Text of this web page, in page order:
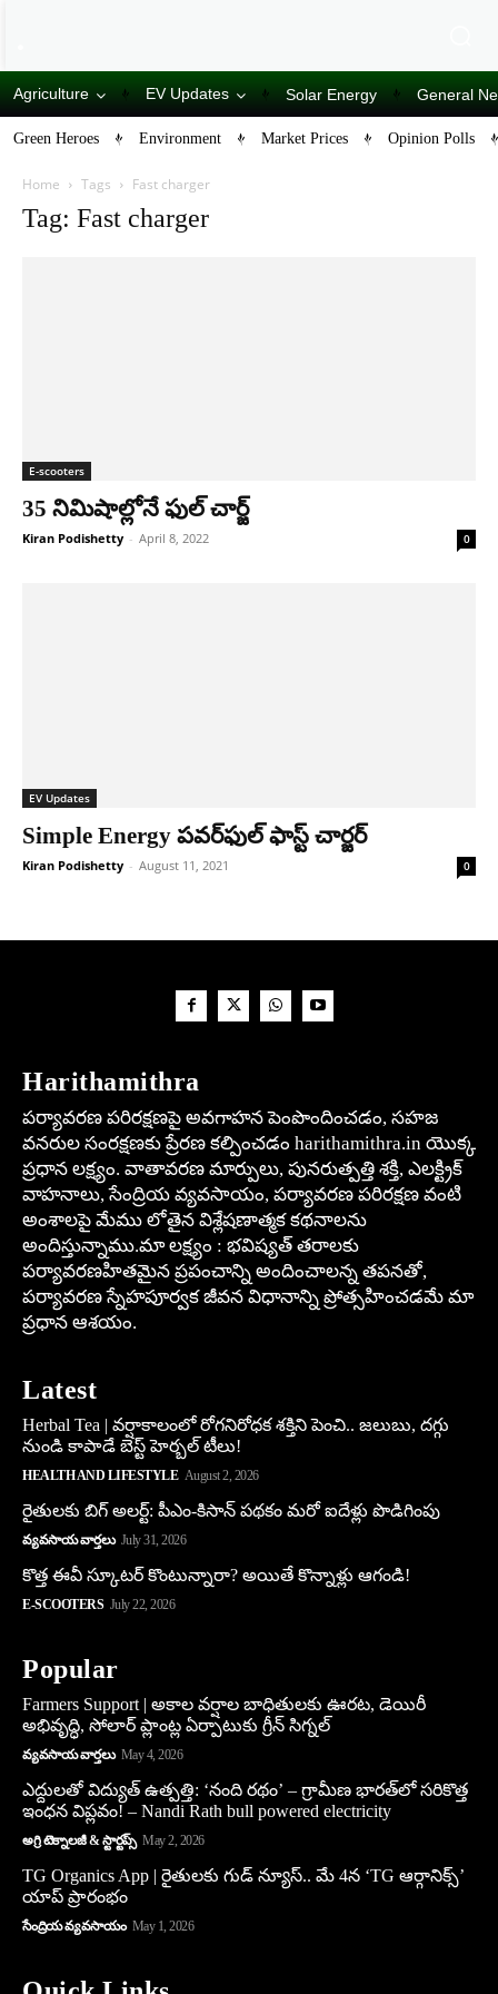
Agriculture EV Updates Solar Energy General
Green Heroes Environment Market Prices Opinion Polls
Home Tags Fast charger
Tag: Fast charger
E-scooters
35 నిమిషాల్లోనే ఫుల్ చార్జ్
Kiran Podishetty - April 8, 2022 0
EV Updates
Simple Energy ప‌వ‌ర్‌ఫుల్ ఫాస్ట్ చార్జ‌ర్‌
Kiran Podishetty - August 11, 2021 0
Harithamithra
పర్యావరణ పరిరక్షణపై అవగాహన పెంపొందించడం, సహజ
వనరుల సంరక్షణకు ప్రేరణ కల్పించడం harithamithra.in యొక్క
ప్రధాన లక్ష్యం. వాతావరణ మార్పులు, పునరుత్పత్తి శక్తి, ఎలక్ట్రిక్
వాహనాలు, సేంద్రియ వ్యవసాయం, పర్యావరణ పరిరక్షణ వంటి
అంశాలపై మేము లోతైన విశ్లేషణాత్మక కథనాలను
అందిస్తున్నాము.మా లక్ష్యం : భవిష్యత్ తరాలకు
పర్యావరణహితమైన ప్రపంచాన్ని అందించాలన్న తపనతో,
పర్యావరణ స్నేహపూర్వక జీవన విధానాన్ని ప్రోత్సహించడమే మా
ప్రధాన ఆశయం.
Latest
Herbal Tea | వర్షాకాలంలో రోగనిరోధక శక్తిని పెంచి.. జలుబు, దగ్గు
నుండి కాపాడే బెస్ట్ హెర్బల్ టీలు!
HEALTH AND LIFESTYLE August 2, 2026
రైతులకు బిగ్ అలర్ట్: పీఎం-కిసాన్ పథకం మరో ఐదేళ్లు పొడిగింపు
వ్యవసాయ వార్తలు July 31, 2026
కొత్త ఈవీ స్కూట‌ర్ కొంటున్నారా? అయితే కొన్నాళ్లు ఆగండి!
E-SCOOTERS July 22, 2026
Popular
Farmers Support | అకాల వర్షాల బాధితులకు ఊరట, డెయిరీ
అభివృద్ధి, సోలార్ ప్లాంట్ల ఏర్పాటుకు గ్రీన్‌ సిగ్నల్
వ్యవసాయ వార్తలు May 4, 2026
ఎద్దులతో విద్యుత్ ఉత్పత్తి: ‘నంది రథం’ – గ్రామీణ భారత్‌లో సరికొత్త
ఇంధన విప్లవం! – Nandi Rath bull powered electricity
అగ్రి టెక్నాలజీ & స్టార్టప్స్ May 2, 2026
TG Organics App | రైతులకు గుడ్ న్యూస్.. మే 4న ‘TG ఆర్గానిక్స్’
యాప్ ప్రారంభం
సేంద్రియ వ్యవసాయం May 1, 2026